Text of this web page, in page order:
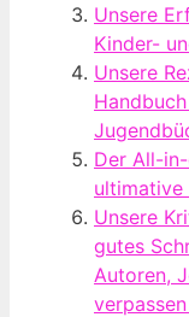
Unsere
Kinder-
Unsere
Der All-
ultimative
Unsere
gutes
Autoren,